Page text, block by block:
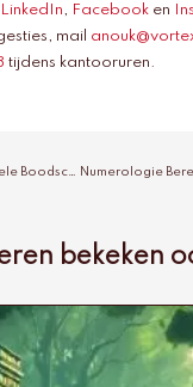
LinkedIn, Facebook en
mail
tijdens kantooruren.
bekeken